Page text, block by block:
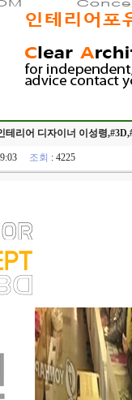
리어 디자이너 이성령
조회 : 4225